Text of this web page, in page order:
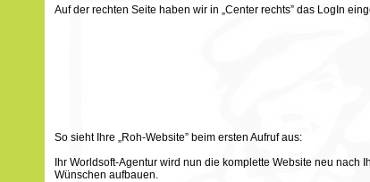
Auf der rechten Seite haben wir in „Center rechts” das LogIn
So sieht Ihre „Roh-Website” beim ersten Aufruf aus:
Ihr Worldsoft-Agentur wird nun die komplette Website neu nach
Wünschen aufbauen.